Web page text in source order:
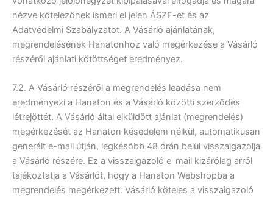
nézve kötelezőnek ismeri el jelen ÁSZF-et és az
Adatvédelmi Szabályzatot. A Vásárló ajánlatának,
megrendelésének Hanatonhoz való megérkezése a Vásárló
részéről ajánlati kötöttséget eredményez.
7.2. A Vásárló részéről a megrendelés leadása nem
eredményezi a Hanaton és a Vásárló közötti szerződés
létrejöttét. A Vásárló által elküldött ajánlat (megrendelés)
megérkezését az Hanaton késedelem nélkül, automatikusan
generált e-mail útján, legkésőbb 48 órán belül visszaigazolja
a Vásárló részére. Ez a visszaigazoló e-mail kizárólag arról
tájékoztatja a Vásárlót, hogy a Hanaton Webshopba a
megrendelés megérkezett. Vásárló köteles a visszaigazoló